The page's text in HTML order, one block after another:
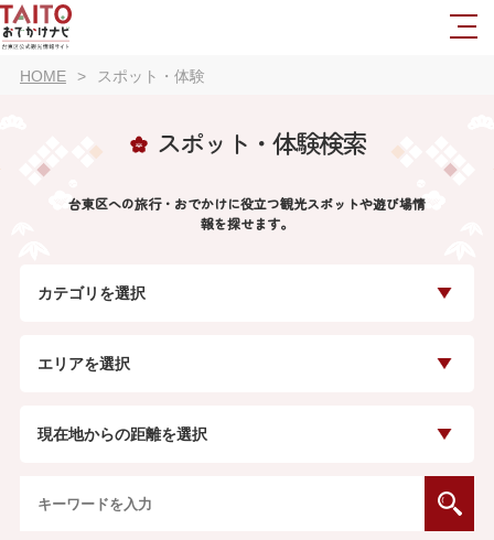
HOME スポット・体験
スポット・体験検索
台東区への旅行・おでかけに役立つ観光スポットや遊び場情
報を探せます。
カテゴリを選択
エリアを選択
現在地からの距離を選択